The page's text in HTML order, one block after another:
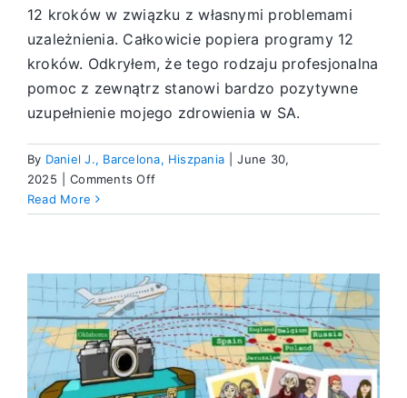
12 kroków w związku z własnymi problemami
uzależnienia. Całkowicie popiera programy 12
kroków. Odkryłem, że tego rodzaju profesjonalna
pomoc z zewnątrz stanowi bardzo pozytywne
uzupełnienie mojego zdrowienia w SA.
By Daniel J., Barcelona, Hiszpania
June 30,
2025
Comments Offon
–
wszystkie
moje
problemy
Read More